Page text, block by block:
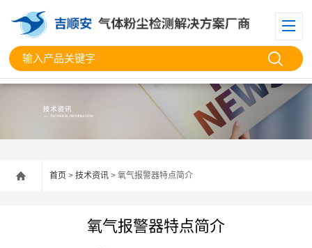
首页 > 技术资讯 > 氧气报警器特点简介
氧气报警器特点简介